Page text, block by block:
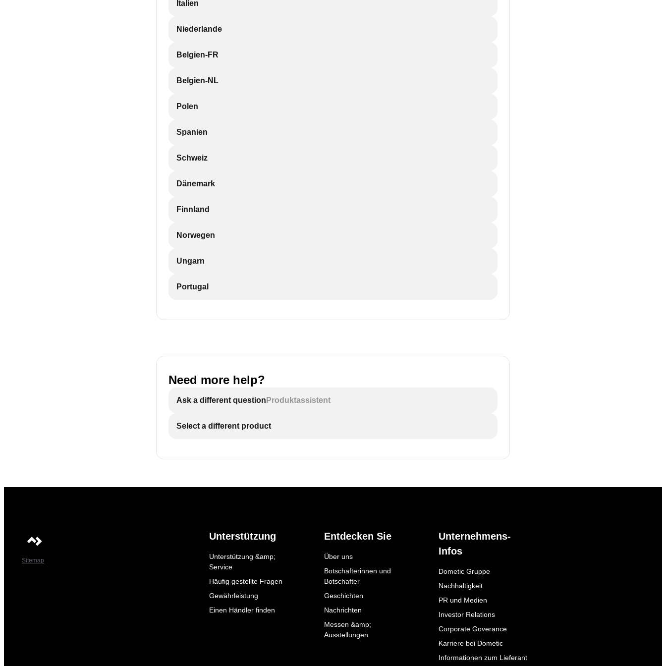
Italien
Niederlande
Belgien-FR
Belgien-NL
Polen
Spanien
Schweiz
Dänemark
Finnland
Norwegen
Ungarn
Portugal
Need more help?
Ask a different question Produktassistent
Select a different product
Sitemap
Unterstützung
Unterstützung &amp;
Service
Häufig gestellte Fragen
Gewährleistung
Einen Händler finden
Entdecken Sie
Über uns
Botschafterinnen und
Botschafter
Geschichten
Nachrichten
Messen &amp;
Ausstellungen
Unternehmens-
Infos
Dometic Gruppe
Nachhaltigkeit
PR und Medien
Investor Relations
Corporate Goverance
Karriere bei Dometic
Informationen zum Lieferant